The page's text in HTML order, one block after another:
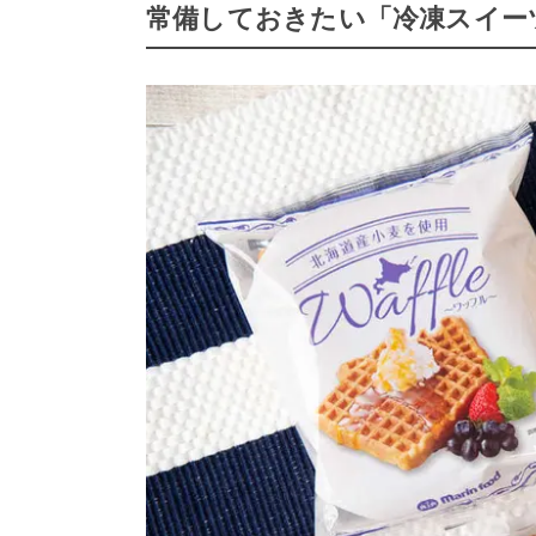
常備しておきたい「冷凍スイー